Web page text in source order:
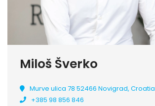
Miloš Šverko
Murve ulica 78 52466 Novigrad, Croatia
+385 98 856 846